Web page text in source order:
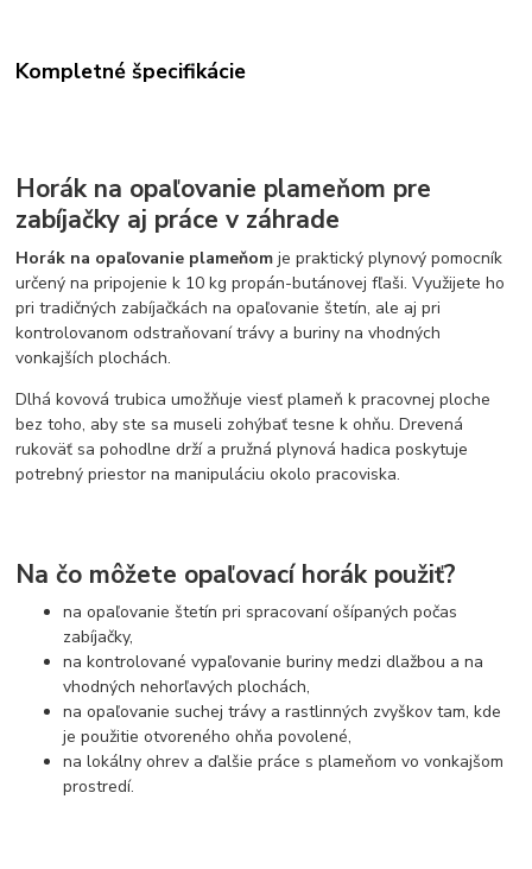
Kompletné špecifikácie
Horák na opaľovanie plameňom pre
zabíjačky aj práce v záhrade
Horák na opaľovanie plameňom je praktický plynový pomocník
určený na pripojenie k 10 kg propán-butánovej fľaši. Využijete ho
pri tradičných zabíjačkách na opaľovanie štetín, ale aj pri
kontrolovanom odstraňovaní trávy a buriny na vhodných
vonkajších plochách.
Dlhá kovová trubica umožňuje viesť plameň k pracovnej ploche
bez toho, aby ste sa museli zohýbať tesne k ohňu. Drevená
rukoväť sa pohodlne drží a pružná plynová hadica poskytuje
potrebný priestor na manipuláciu okolo pracoviska.
Na čo môžete opaľovací horák použiť?
na opaľovanie štetín pri spracovaní ošípaných počas
zabíjačky,
na kontrolované vypaľovanie buriny medzi dlažbou a na
vhodných nehorľavých plochách,
na opaľovanie suchej trávy a rastlinných zvyškov tam, kde
je použitie otvoreného ohňa povolené,
na lokálny ohrev a ďalšie práce s plameňom vo vonkajšom
prostredí.